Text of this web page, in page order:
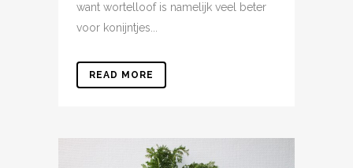
want wortelloof is namelijk veel beter
voor konijntjes...
READ MORE